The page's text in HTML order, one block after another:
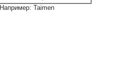
Например: Taimen